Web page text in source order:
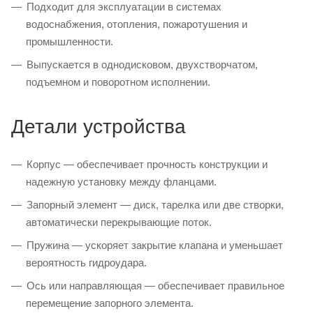
Подходит для эксплуатации в системах
водоснабжения, отопления, пожаротушения и
промышленности.
Выпускается в однодисковом, двухстворчатом,
подъемном и поворотном исполнении.
Детали устройства
Корпус — обеспечивает прочность конструкции и
надежную установку между фланцами.
Запорный элемент — диск, тарелка или две створки,
автоматически перекрывающие поток.
Пружина — ускоряет закрытие клапана и уменьшает
вероятность гидроудара.
Ось или направляющая — обеспечивает правильное
перемещение запорного элемента.